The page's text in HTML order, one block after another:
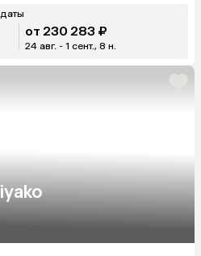
от 230 283 ₽
24 авг. - 1 сент., 8 н.